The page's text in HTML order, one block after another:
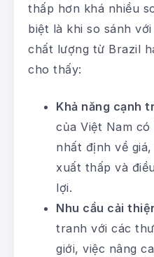
thấp hơn khá nhiều
biệt là khi so sánh
chất lượng từ Brazil
cho thấy:
Khả năng cạnh
của Việt Nam
nhất định về
xuất thấp và
lợi.
Nhu cầu cải
tranh với các
giới, việc nâng